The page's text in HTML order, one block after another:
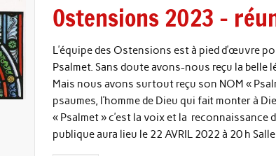
Ostensions 2023 –
L’équipe des Ostensions est à pied d’œuvre
Psalmet. Sans doute avons-nous reçu la belle
Mais nous avons surtout reçu son NOM «
psaumes, l’homme de Dieu qui fait monter à
« Psalmet » c’est la voix et la reconnaissance
publique aura lieu le 22 AVRIL 2022 à 20 h